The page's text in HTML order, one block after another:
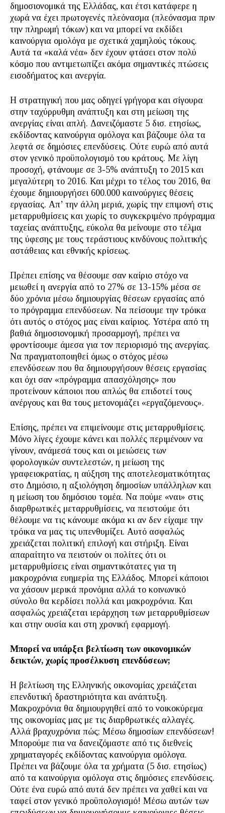
δημοσιονομικά της Ελλάδας, και έτσι κατάφερε η
χωρά να έχει πρωτογενές πλεόνασμα (πλεόνασμα πριν
την πληρωμή τόκων) και να μπορεί να εκδίδει
καινούργια ομολόγα με σχετικά χαμηλούς τόκους.
Αυτά τα «καλά νέα» δεν έχουν φτάσει στον πολύ
κόσμο που αντιμετωπίζει ακόμα σημαντικές πτώσεις
εισοδήματος και ανεργία.
Η στρατηγική που μας οδηγεί γρήγορα και σίγουρα
στην ταχύρρυθμη ανάπτυξη και στη μείωση της
ανεργίας είναι απλή. Δανειζόμαστε 5 δισ. ετησίως,
εκδίδοντας καινούργια ομόλογα και βάζουμε όλα τα
λεφτά σε δημόσιες επενδύσεις. Ούτε ευρώ από αυτά
στον γενικό προϋπολογισμό του κράτους. Με λίγη
προσοχή, φτάνουμε σε 3-5% ανάπτυξη το 2015 και
μεγαλύτερη το 2016. Και μέχρι το τέλος του 2016, θα
έχουμε δημιουργήσει 600.000 καινούργιες θέσεις
εργασίας. Απ’ την άλλη μεριά, χωρίς την επιμονή στις
μεταρρυθμίσεις και χωρίς το συγκεκριμένο πρόγραμμα
ταχείας ανάπτυξης, εύκολα θα μείνουμε στο τέλμα
της ύφεσης με τους τεράστιους κινδύνους πολιτικής
αστάθειας και εθνικής κρίσεως.
Πρέπει επίσης να θέσουμε σαν καίριο στόχο να
μειωθεί η ανεργία από το 27% σε 13-15% μέσα σε
δύο χρόνια μέσω δημιουργίας θέσεων εργασίας από
το πρόγραμμα επενδύσεων. Να πείσουμε την τρόικα
ότι αυτός ο στόχος μας είναι καίριος. Υστέρα από τη
βαθιά δημοσιονομική προσαρμογή, πρέπει να
φροντίσουμε άμεσα για τον περιορισμό της ανεργίας.
Να πραγματοποιηθεί όμως ο στόχος μέσω
επενδύσεων που θα δημιουργήσουν θέσεις εργασίας
και όχι σαν «πρόγραμμα απασχόλησης» που
προτείνουν κάποιοι που απλώς θα επιδοτεί τους
ανέργους και θα τους μετονομάζει «εργαζόμενους».
Επίσης, πρέπει να επιμείνουμε στις μεταρρυθμίσεις.
Μόνο λίγες έχουμε κάνει και πολλές περιμένουν να
γίνουν, ανάμεσά τους και οι μειώσεις των
φορολογικών συντελεστών, η μείωση της
γραφειοκρατίας, η αύξηση της αποτελεσματικότητας
στο Δημόσιο, η αξιολόγηση δημοσίων υπάλληλων και
η μείωση του δημόσιου τομέα. Να πούμε «ναι» στις
διαρθρωτικές μεταρρυθμίσεις, να πειστούμε ότι
θέλουμε να τις κάνουμε ακόμα κι αν δεν είχαμε την
τρόικα να μας τις υπενθυμίζει. Αυτό ασφαλώς
χρειάζεται πολιτική επιλογή και στήριξη. Είναι
απαραίτητο να πειστούν οι πολίτες ότι οι
μεταρρυθμίσεις είναι σημαντικότατες για τη
μακροχρόνια ευημερία της Ελλάδος. Μπορεί κάποιοι
να χάσουν μερικά προνόμια αλλά το κοινωνικό
σύνολο θα κερδίσει πολλά και μακροχρόνια. Και
ασφαλώς χρειάζεται ιεράρχηση των μεταρρυθμίσεων
και στην ουσία και στη χρονική εφαρμογή.
Μπορεί να υπάρξει βελτίωση των οικονομικών
δεικτών, χωρίς προσέλκυση επενδύσεων;
Η βελτίωση της Ελληνικής οικονομίας χρειάζεται
επενδυτική δραστηριότητα και ανάπτυξη.
Μακροχρόνια θα δημιουργηθεί από το νοικοκύρεμα
της οικονομίας μας με τις διαρθρωτικές αλλαγές.
Αλλά βραχυχρόνια πώς; Μέσω δημοσίων επενδύσεων!
Μπορούμε πια να δανειζόμαστε από τις διεθνείς
χρηματαγορές εκδίδοντας καινούργια ομόλογα.
Πρέπει να βάζουμε όλα τα χρήματα (5 δισ. ετησίως)
από τα καινούργια ομόλογα στις δημόσιες επενδύσεις.
Ούτε ένα ευρώ από αυτά δεν πρέπει να χαθεί και να
ταφεί στον γενικό προϋπολογισμό! Μέσω αυτών των